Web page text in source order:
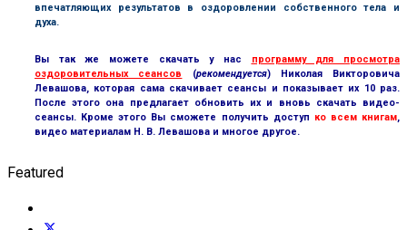
впечатляющих результатов в оздоровлении собственного тела и
духа.
Вы так же можете скачать у нас
программу для просмотра
оздоровительных сеансов (рекомендуется) Николая Викторовича
Левашова, которая сама скачивает сеансы и показывает их 10 раз.
После этого она предлагает обновить их и вновь скачать видео-
сеансы. Кроме этого Вы сможете получить доступ ко всем книгам,
видео материалам Н. В. Левашова и многое другое.
Featured